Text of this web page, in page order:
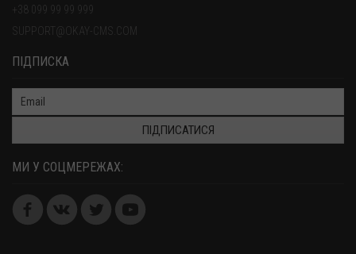
+38 099 99 99 999
SUPPORT@OKAY-CMS.COM
ПІДПИСКА
ПІДПИСАТИСЯ
МИ У СОЦМЕРЕЖАХ: